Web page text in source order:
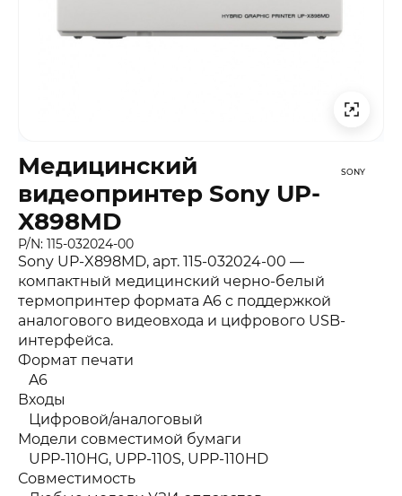
Медицинский
видеопринтер Sony UP-
X898MD
SONY
P/N: 115-032024-00
Sony UP-X898MD, арт. 115-032024-00 —
компактный медицинский черно-белый
термопринтер формата A6 с поддержкой
аналогового видеовхода и цифрового USB-
интерфейса.
Формат печати
A6
Входы
Цифровой/аналоговый
Модели совместимой бумаги
UPP-110HG, UPP-110S, UPP-110HD
Совместимость